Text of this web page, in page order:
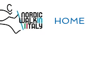
HOME